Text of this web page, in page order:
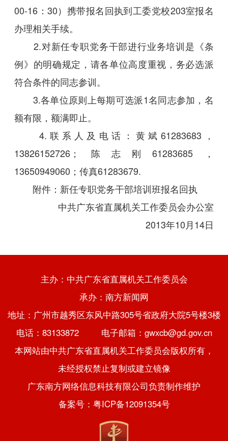
00-16：30）携带报名回执到工委党校203室报名
办理相关手续。
2.对新任专职党务干部进行业务培训是《条
例》的明确规定，请各单位高度重视，务必选派
符合条件的同志参训。
3.各单位原则上每期可选派1名同志参加，名
额有限，额满即止。
4.联系人及电话：黄斌61283683，
13826152726；陈志刚61283685，
13650949060；传真61283679.
附件： 新任专职党务干部培训班报名回执
中共广东省直属机关工作委员会办公室
2013年10月14日
主办：中共广东省直属机关工作委员会
承办：南方新闻网
地址：广州市越秀区东风中路305号省政府大院5号楼3楼
电话：83133872 电子邮箱：gwxcb@gd.gov.cn
本网站由中共广东省直属机关工作委员会版权所有，
未经授权禁止复制或建立镜像
广东南方网络信息科技有限公司负责制作维护
备案号：粤ICP备12091354号